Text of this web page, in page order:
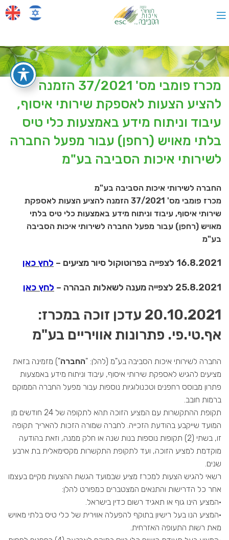
מכרז פומבי מס' 37/2021 הזמנה
להציע הצעות לאספקת שירותי איסוף,
עיבוד וניתוח מידע באמצעות כלי טיס
בלתי מאויש (רחפן) עבור מפעל החברה
לשירותי איכות הסביבה בע"מ
החברה לשירותי איכות הסביבה בע"מ
מכרז פומבי מס' 37/2021 הזמנה להציע הצעות לאספקת
שירותי איסוף, עיבוד וניתוח מידע באמצעות כלי טיס בלתי
מאויש (רחפן) עבור מפעל החברה לשירותי איכות הסביבה
בע"מ
16.8.2021 לצפייה בפרוטוקול סיור מציעים – לחץ כאן
25.8.2021 לצפייה מענה לשאלות הבהרה – לחץ כאן
20.10.2021 עדכן זוכה במכרז:
אף.טי.פי. פתרונות אוויריים בע"מ
החברה לשירותי איכות הסביבה בע"מ (להלן: "החברה") מזמינה בזאת
מציעים להגיש לאספקת שירותי איסוף, עיבוד וניתוח מידע באמצעות
פתרון מבוסס רחפנים וטכנולוגיות נוספות עבור מפעל החברה הממוקם
ברמות חובב.
תקופת ההתקשרות עם המציע הזוכה תהא לתקופה של 24 חודשים מן
המועד שייקבע בהודעת הזכייה. לחברה שמורה הזכות להאריך תקופה
זו, בשתי (2) תקופות נוספות בנות שנה או חלק ממנה, וזאת בהודעה
מוקדמת למציע הזוכה, ועד לתקופת התקשרות מקסימאלית בת ארבע
שנים.
רשאי להגיש הצעות למכרז מציע שבמועד הגשת ההצעות מקיים בעצמו
אחר כל הדרישות והתנאים המצטברים כמפורט להלן:
·המציע הינו גוף או תאגיד רשום כדין בישראל.
·המציע הנו בעל רישיון בתוקף להפעלה אווירית של כלי טיס בלתי מאויש
מאת רשות התעופה האזרחית.